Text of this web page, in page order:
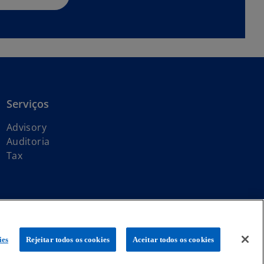
Serviços
Advisory
Auditoria
Tax
KPMG de firmas-membro independentes licenciadas da KPMG
Rejeitar todos os cookies Aceitar todos os cookies